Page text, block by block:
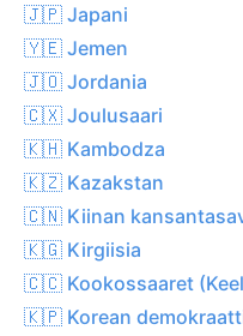
🇯🇵 Japani
🇾🇪 Jemen
🇯🇴 Jordania
🇨🇽 Joulusaari
🇰🇭 Kambodza
🇰🇿 Kazakstan
🇨🇳 Kiinan
🇰🇬 Kirgiisia
🇨🇨 Kookossaaret
🇰🇵 Korean